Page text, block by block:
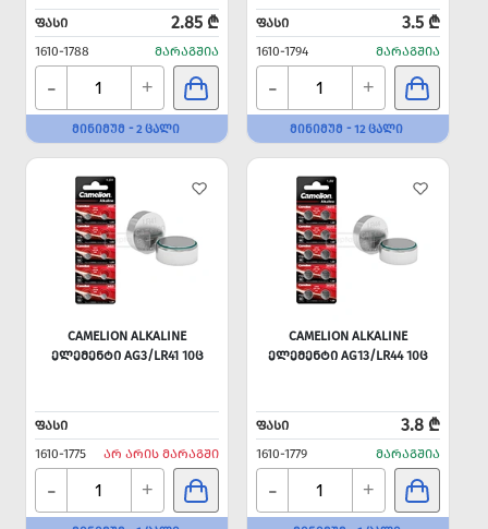
ᲤᲐᲡᲘ 2.85 ₾
1610-1788 ᲛᲐᲠᲐᲒᲨᲘᲐ
- +
ᲛᲘᲜᲘᲛᲣᲛ - 2 ᲪᲐᲚᲘ
ᲤᲐᲡᲘ 3.5 ₾
1610-1794 ᲛᲐᲠᲐᲒᲨᲘᲐ
- +
ᲛᲘᲜᲘᲛᲣᲛ - 12 ᲪᲐᲚᲘ
CAMELION ALKALINE
ᲔᲚᲔᲛᲔᲜᲢᲘ AG3/LR41 10Ც
ᲤᲐᲡᲘ
1610-1775
ᲐᲠ ᲐᲠᲘᲡ ᲛᲐᲠᲐᲒᲨᲘ
- +
CAMELION ALKALINE
ᲔᲚᲔᲛᲔᲜᲢᲘ AG13/LR44 10Ც
ᲤᲐᲡᲘ 3.8 ₾
1610-1779 ᲛᲐᲠᲐᲒᲨᲘᲐ
- +